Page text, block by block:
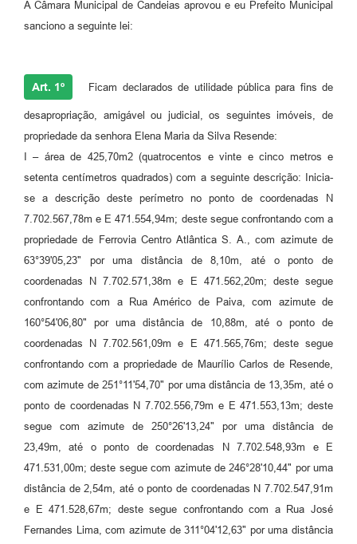
Publicações
Vigilância em Saúde
Plano Diretor
Farmácia Municipal
Orientações COVID-19
Carta de Serviços
Legislação
Editais
Legislação para Concurso
Transparência dos recursos municipais empregado no
combate à pandemia do COVID -19
Lei Aldir Blanc
PNAB - CICLO 2
A Câmara Municipal de Candeias aprovou e eu Prefeito Municipal
sanciono a seguinte lei:
Art. 1º Ficam declarados de utilidade pública para fins de
desapropriação, amigável ou judicial, os seguintes imóveis, de
propriedade da senhora Elena Maria da Silva Resende:
I – área de 425,70m2 (quatrocentos e vinte e cinco metros e
setenta centímetros quadrados) com a seguinte descrição: Inicia-
se a descrição deste perímetro no ponto de coordenadas N
7.702.567,78m e E 471.554,94m; deste segue confrontando com a
propriedade de Ferrovia Centro Atlântica S. A., com azimute de
63°39'05,23" por uma distância de 8,10m, até o ponto de
coordenadas N 7.702.571,38m e E 471.562,20m; deste segue
confrontando com a Rua Américo de Paiva, com azimute de
160°54'06,80" por uma distância de 10,88m, até o ponto de
coordenadas N 7.702.561,09m e E 471.565,76m; deste segue
confrontando com a propriedade de Maurílio Carlos de Resende,
com azimute de 251°11'54,70" por uma distância de 13,35m, até o
ponto de coordenadas N 7.702.556,79m e E 471.553,13m; deste
segue com azimute de 250°26'13,24" por uma distância de
23,49m, até o ponto de coordenadas N 7.702.548,93m e E
471.531,00m; deste segue com azimute de 246°28'10,44" por uma
distância de 2,54m, até o ponto de coordenadas N 7.702.547,91m
e E 471.528,67m; deste segue confrontando com a Rua José
Fernandes Lima, com azimute de 311°04'12,63" por uma distância